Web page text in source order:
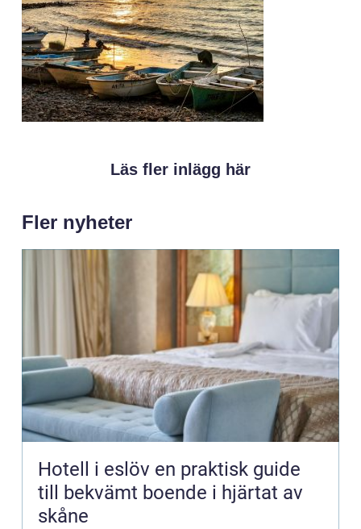
Läs fler inlägg här
Fler nyheter
Hotell i eslöv en praktisk guide
till bekvämt boende i hjärtat av
skåne